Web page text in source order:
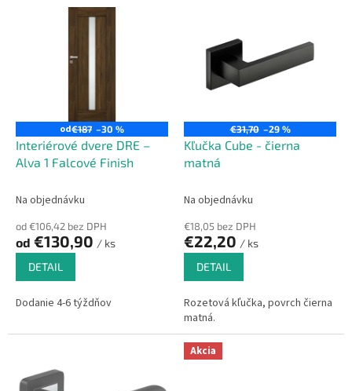
od€187 –30 %
Interiérové dvere DRE –
Alva 1 Falcové Finish
Na objednávku
od €106,42 bez DPH
od €130,90 / ks
DETAIL
Dodanie 4-6 týždňov
€31,70 –29 %
Kľučka Cube - čierna
matná
Na objednávku
€18,05 bez DPH
€22,20 / ks
DETAIL
Rozetová kľučka, povrch čierna
matná.
Akcia